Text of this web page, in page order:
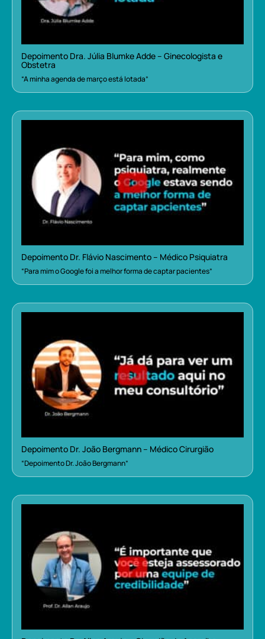
Depoimento Dra. Júlia Blumke Adde – Ginecologista e
Obstetra
“A minha agenda de março está lotada”
Depoimento Dr. Flávio Nascimento – Médico Psiquiatra
“Para mim o Google foi a melhor forma de captar pacientes”
Depoimento Dr. João Bergmann – Médico Cirurgião
“Depoimento Dr. João Bergmann”